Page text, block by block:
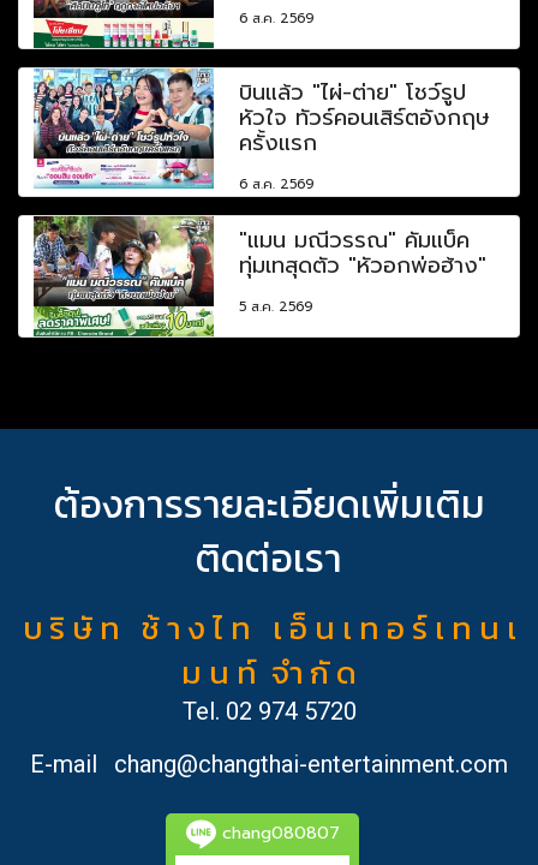
6 ส.ค. 2569
บินแล้ว "ไผ่-ต่าย" โชว์รูป
หัวใจ ทัวร์คอนเสิร์ตอังกฤษ
ครั้งแรก
6 ส.ค. 2569
"แมน มณีวรรณ" คัมแบ็ค
ทุ่มเทสุดตัว "หัวอกพ่อฮ้าง"
5 ส.ค. 2569
ต้องการรายละเอียดเพิ่มเติม
ติดต่อเรา
บ ริ ษั ท ช้ า ง ไ ท เ อ็ น เ ท อ ร์ เ ท น เ
ม น ท์ จำ กั ด
Tel. 02 974 5720
E-mail
chang@changthai-entertainment.com
chang080807